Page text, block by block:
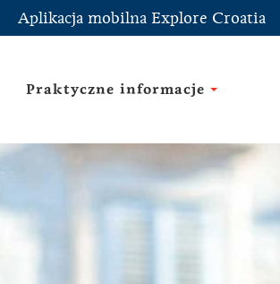
Aplikacja mobilna Explore Croatia
Praktyczne informacje